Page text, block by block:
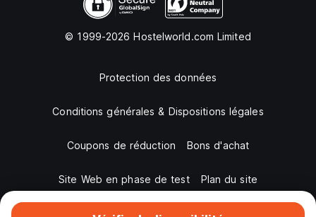
© 1999-2026 Hostelworld.com Limited
Protection des données
Conditions générales & Dispositions légales
Coupons de réduction Bons d'achat
Site Web en phase de test Plan du site